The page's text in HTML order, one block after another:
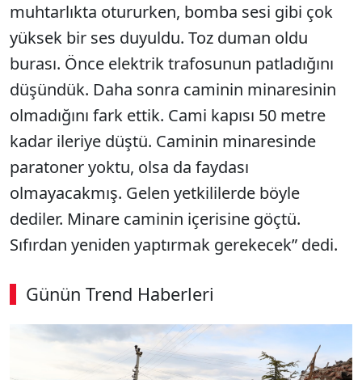
muhtarlıkta otururken, bomba sesi gibi çok
yüksek bir ses duyuldu. Toz duman oldu
burası. Önce elektrik trafosunun patladığını
düşündük. Daha sonra caminin minaresinin
olmadığını fark ettik. Cami kapısı 50 metre
kadar ileriye düştü. Caminin minaresinde
paratoner yoktu, olsa da faydası
olmayacakmış. Gelen yetkililerde böyle
dediler. Minare caminin içerisine göçtü.
Sıfırdan yeniden yaptırmak gerekecek” dedi.
Günün Trend Haberleri
00:02 / 09:08